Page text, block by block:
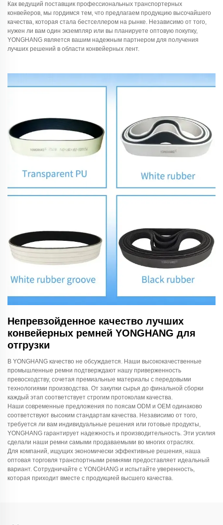
Как ведущий поставщик профессиональных транспортерных
конвейеров, мы гордимся тем, что предлагаем продукцию высочайшего
качества, которая стала бестселлером на рынке. Независимо от того,
нужен ли вам один экземпляр или вы планируете оптовую покупку,
YONGHANG является вашим надежным партнером для получения
лучших решений в области конвейерных лент.
Непревзойденное качество лучших
конвейерных ремней YONGHANG для
отгрузки
В YONGHANG качество не обсуждается. Наши высококачественные
промышленные ремни подтверждают нашу приверженность
превосходству, сочетая премиальные материалы с передовыми
технологиями производства. От закупки сырья до финальной сборки
каждый этап соответствует строгим протоколам качества.
Наши современные предложения по поясам ODM и OEM одинаково
соответствуют высоким стандартам качества. Независимо от того,
требуется ли вам индивидуальные решения или готовые продукты,
YONGHANG гарантирует надежность и производительность. Эти усилия
сделали наши ремни самыми продаваемыми во многих отраслях.
Для компаний, ищущих экономически эффективные решения, наша
оптовая торговля транспортными ремнями предоставляет идеальный
вариант. Сотрудничайте с YONGHANG и испытайте уверенность,
которая приходит вместе с продукцией высшего качества.